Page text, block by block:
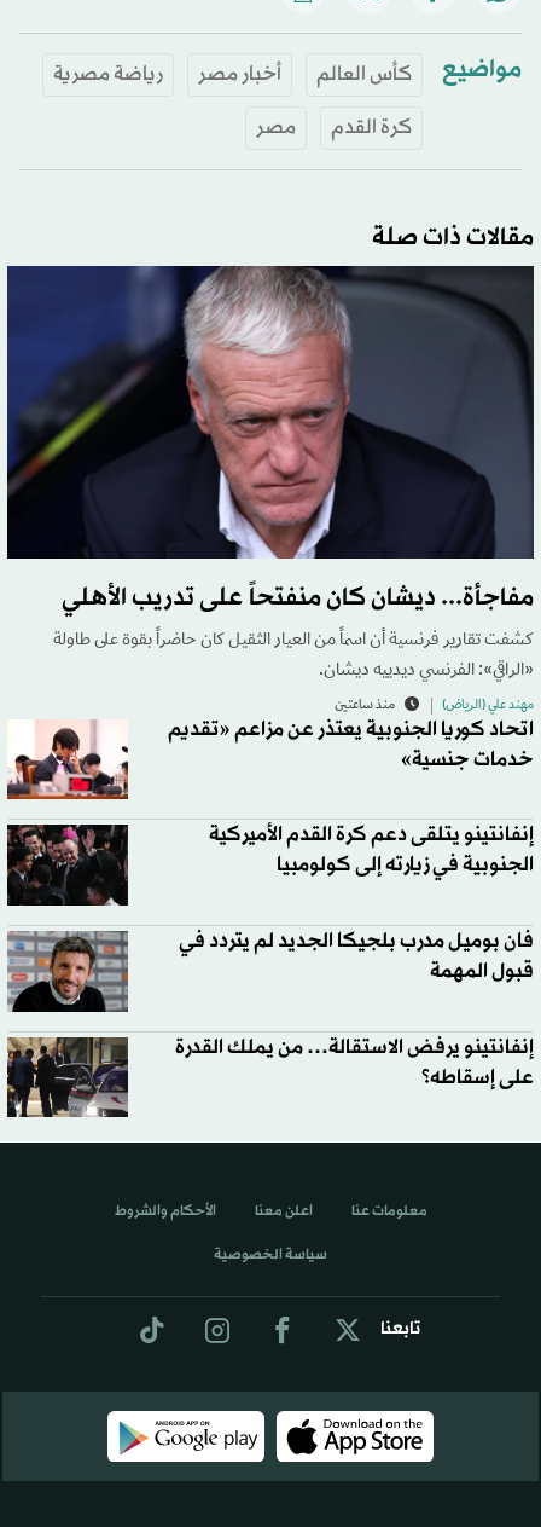
مواضيع كأس العالم أخبار مصر
رياضة مصرية
كرة القدم
مصر
مقالات ذات صلة
مفاجأة... ديشان كان منفتحاً على تدريب الأهلي
كشفت تقارير فرنسية أن اسماً من العيار الثقيل كان حاضراً بقوة على طاولة
«الراقي»: الفرنسي ديدييه ديشان.
مهند علي (الرياض) منذ ساعتين
اتحاد كوريا الجنوبية يعتذر عن مزاعم «تقديم
خدمات جنسية»
إنفانتينو يتلقى دعم كرة القدم الأميركية
الجنوبية في زيارته إلى كولومبيا
فان بوميل مدرب بلجيكا الجديد لم يتردد في
قبول المهمة
إنفانتينو يرفض الاستقالة… من يملك القدرة
على إسقاطه؟
تابعنا
معلومات عنا اعلن معنا الأحكام والشروط
سياسة الخصوصية